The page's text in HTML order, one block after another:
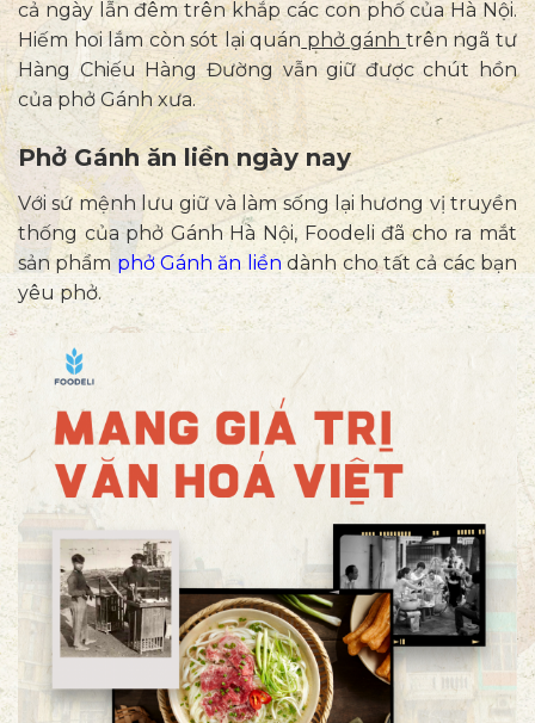
cả ngày lẫn đêm trên khắp các con phố của Hà Nội.
Hiếm hoi lắm còn sót lại quán phở gánh trên ngã tư
Hàng Chiếu Hàng Đường vẫn giữ được chút hồn
của phở Gánh xưa.
Phở Gánh ăn liền ngày nay
Với sứ mệnh lưu giữ và làm sống lại hương vị truyền
thống của phở Gánh Hà Nội, Foodeli đã cho ra mắt
sản phẩm phở Gánh ăn liềndành cho tất cả các bạn
yêu phở.